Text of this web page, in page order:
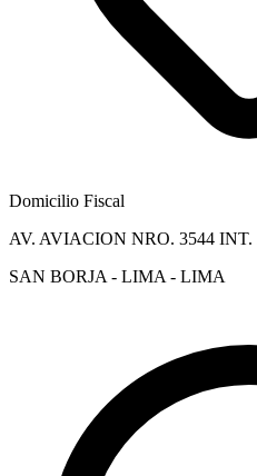
Domicilio Fiscal
AV. AVIACION NRO. 3544 INT.
SAN BORJA - LIMA - LIMA